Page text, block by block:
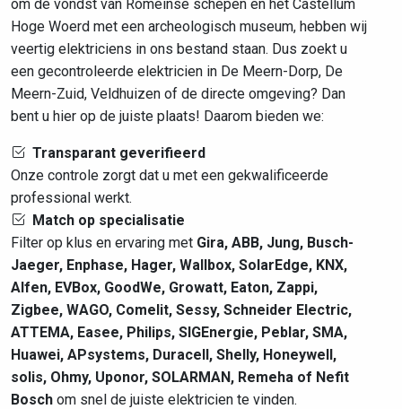
om de vondst van Romeinse schepen en het Castellum
Hoge Woerd met een archeologisch museum, hebben wij
veertig elektriciens in ons bestand staan. Dus zoekt u
een gecontroleerde elektricien in De Meern-Dorp, De
Meern-Zuid, Veldhuizen of de directe omgeving? Dan
bent u hier op de juiste plaats! Daarom bieden we:
Transparant geverifieerd
Onze controle zorgt dat u met een gekwalificeerde
professional werkt.
Match op specialisatie
Filter op klus en ervaring met Gira, ABB, Jung, Busch-
Jaeger, Enphase, Hager, Wallbox, SolarEdge, KNX,
Alfen, EVBox, GoodWe, Growatt, Eaton, Zappi,
Zigbee, WAGO, Comelit, Sessy, Schneider Electric,
ATTEMA, Easee, Philips, SIGEnergie, Peblar, SMA,
Huawei, APsystems, Duracell, Shelly, Honeywell,
solis, Ohmy, Uponor, SOLARMAN, Remeha of Nefit
Bosch om snel de juiste elektricien te vinden.